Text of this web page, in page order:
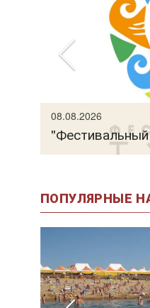
08.08.2026
ПОПУЛЯРНЫЕ